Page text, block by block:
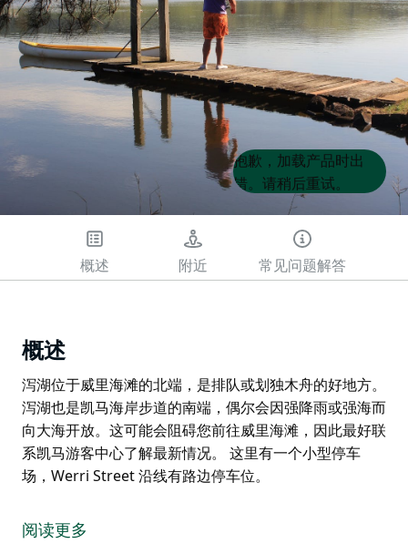
Product
List
Product
List
抱歉，加载产品时出
错。请稍后重试。
概述 附近 常见问题解答
概述
泻湖位于威里海滩的北端，是排队或划独木舟的好地方。
泻湖也是凯马海岸步道的南端，偶尔会因强降雨或强海而
向大海开放。这可能会阻碍您前往威里海滩，因此最好联
系凯马游客中心了解最新情况。 这里有一个小型停车
场，Werri Street 沿线有路边停车位。
泻湖也是凯马海岸步道的南端，偶尔会因强降雨或强海而
阅读更多